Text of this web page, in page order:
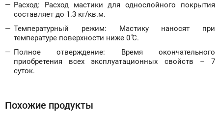
Расход: Расход мастики для однослойного покрытия
составляет до 1.3 кг/кв.м.
Температурный режим: Мастику наносят при
температуре поверхности ниже 0 С.
Полное отверждение: Время окончательного
приобретения всех эксплуатационных свойств – 7
суток.
Похожие продукты